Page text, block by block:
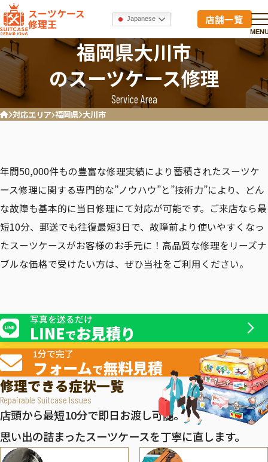
スーツケース
修理王 Japanese 店舗一覧
福岡県大川市
のスーツケース修理
Service Area
ホーム対応エリア 福岡県 大川市
年間50,000件もの豊富な修理実績により蓄積されたスーツケ
ース修理に関する専門的な”ノウハウ”と”技術力”により、どん
な故障も基本的に当日修理にて対応が可能です。ご来店なら最
短10分、郵送でも往復最短3日で、故障前より使いやすくなっ
たスーツケースがお客様のお手元に！高品質な修理をリーズナ
ブルな価格で受けたい方は、ぜひ当社をご利用ください。
写真を送るだけ
LINEでお見積り
1分で完了
フォームで無料見積
修理できる症状一覧
Repairable Suitcase Issues
店頭から最短10分で即日お渡し可能。
思い出の詰まったスーツケースを丁寧に直します。